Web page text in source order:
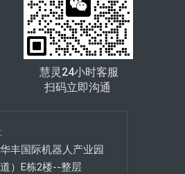
慧灵24小时客服
扫码立即沟通
丰国际机器人产业园
道）E栋2楼--整层